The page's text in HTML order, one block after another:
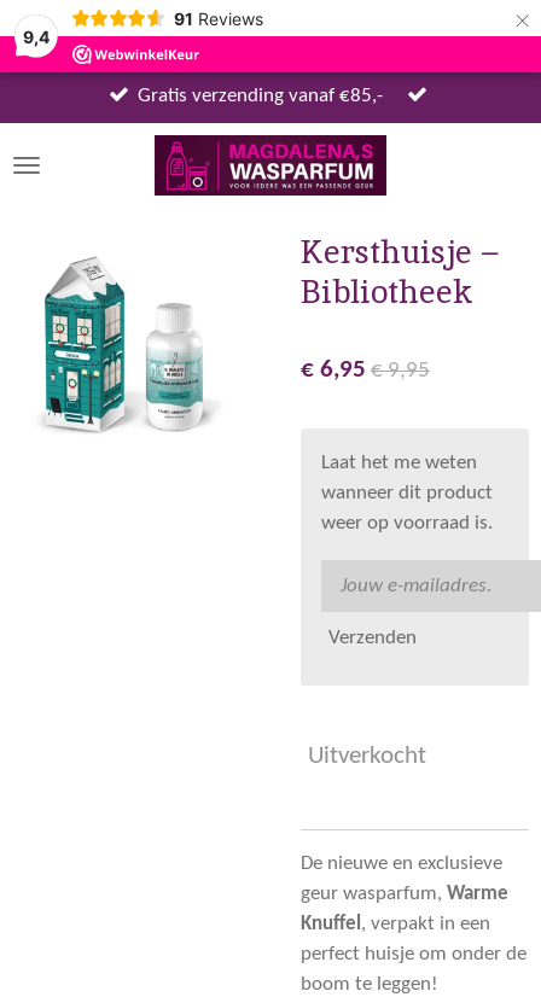
9,4
91 Reviews ×
Gratis verzending vanaf €85,-
Kersthuisje –
Bibliotheek
€ 6,95 € 9,95
Laat het me weten
wanneer dit product
weer op voorraad is.
Verzenden
Uitverkocht
De nieuwe en exclusieve
geur wasparfum, Warme
Knuffel , verpakt in een
perfect huisje om onder de
boom te leggen!